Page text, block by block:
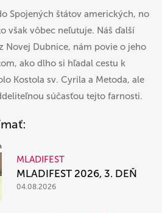
Spojených štátov amerických, no
však vôbec neľutuje. Náš ďalší
Novej Dubnice, nám povie o jeho
ako dlho si hľadal cestu k
Kostola sv. Cyrila a Metoda, ale
súčasťou tejto farnosti.
MLADIFEST
MLADIFEST 2026, 3. DEŇ
04.08.2026